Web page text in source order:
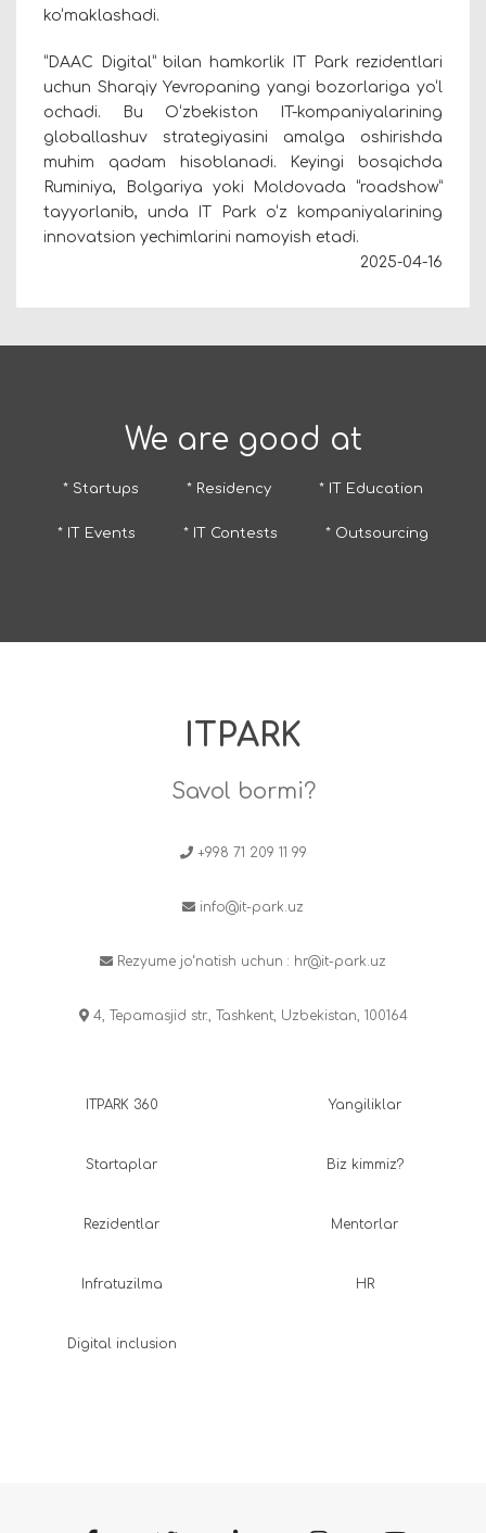
ko‘maklashadi.
“DAAC Digital” bilan hamkorlik IT Park rezidentlari
uchun Sharqiy Yevropaning yangi bozorlariga yo‘l
ochadi. Bu O‘zbekiston IT-kompaniyalarining
globallashuv strategiyasini amalga oshirishda
muhim qadam hisoblanadi. Keyingi bosqichda
Ruminiya, Bolgariya yoki Moldovada “roadshow”
tayyorlanib, unda IT Park o‘z kompaniyalarining
innovatsion yechimlarini namoyish etadi.
2025-04-16
We are good at
* Startups * Residency * IT Education
* IT Events * IT Contests * Outsourcing
ITPARK
Savol bormi?
+998 71 209 11 99
info@it-park.uz
Rezyume jo‘natish uchun : hr@it-park.uz
4, Tepamasjid str., Tashkent, Uzbekistan, 100164
ITPARK 360
Startaplar
Rezidentlar
Infratuzilma
Digital inclusion
Yangiliklar
Biz kimmiz?
Mentorlar
HR